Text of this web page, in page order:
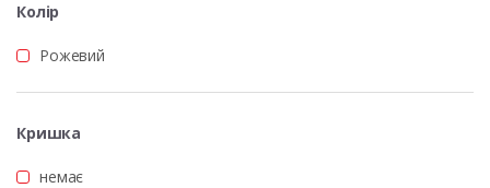
Колір
Рожевий
Кришка
немає